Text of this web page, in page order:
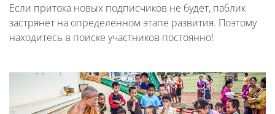
Если притока новых подписчиков не будет, паблик
застрянет на определенном этапе развития. Поэтому
находитесь в поиске участников постоянно!